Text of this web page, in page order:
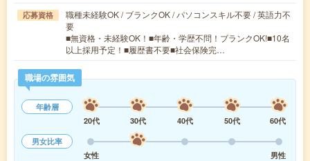
応募資格
職種未経験OK / ブランクOK / パソコンスキル不要 / 英語力不
要
■無資格・未経験OK！■年齢・学歴不問！ブランクOK!■10名
以上採用予定！■履歴書不要■社会保険完…
職場の雰囲気
年齢層
20代
30代 40代 50代
60代
男女比率
女性
男性